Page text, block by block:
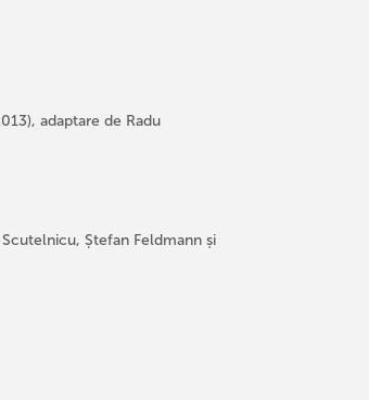
adaptare de Radu
Ștefan Feldmann și